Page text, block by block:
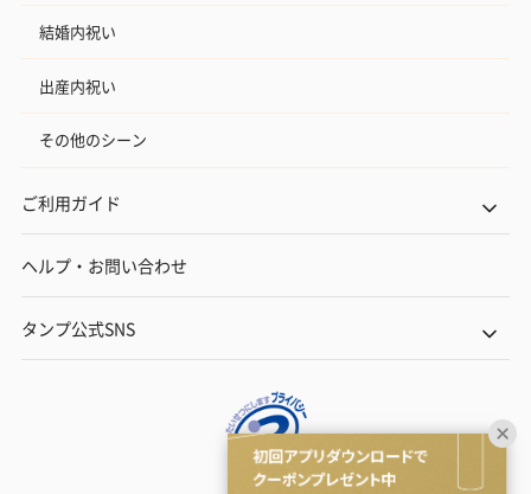
結婚内祝い
出産内祝い
その他のシーン
ご利用ガイド
ヘルプ・お問い合わせ
タンプ公式SNS